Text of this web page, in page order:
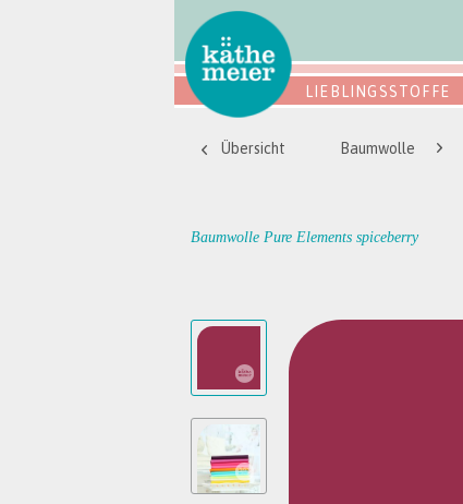
LIEBLINGSSTOFFE
Übersicht Baumwolle
Baumwolle Pure Elements spiceberry